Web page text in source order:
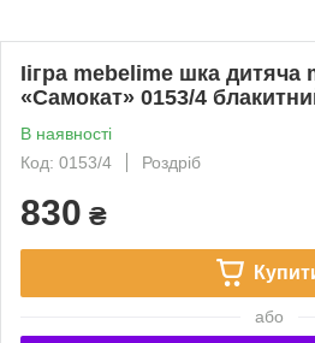
Іігра mebelime шка дитяча
«Самокат» 0153/4
В наявності
Код: 0153/4
Роздріб
830 ₴
або